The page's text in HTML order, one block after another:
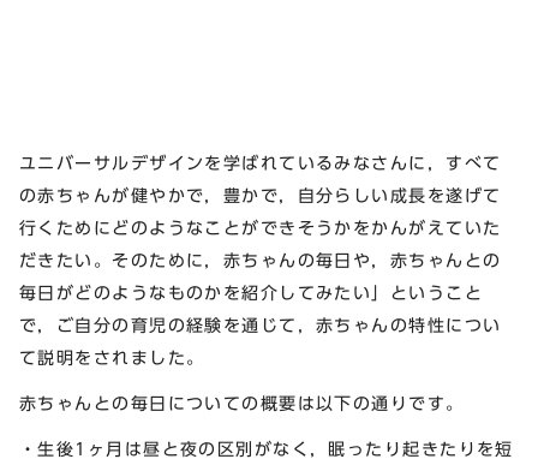
ユニバーサルデザインを学ばれているみなさんに，すべて
の赤ちゃんが健やかで，豊かで，自分らしい成長を遂げて
行くためにどのようなことができそうかをかんがえていた
だきたい。そのために，赤ちゃんの毎日や，赤ちゃんとの
毎日がどのようなものかを紹介してみたい」ということ
で，ご自分の育児の経験を通じて，赤ちゃんの特性につい
て説明をされました。
赤ちゃんとの毎日についての概要は以下の通りです。
・生後1ヶ月は昼と夜の区別がなく，眠ったり起きたりを短